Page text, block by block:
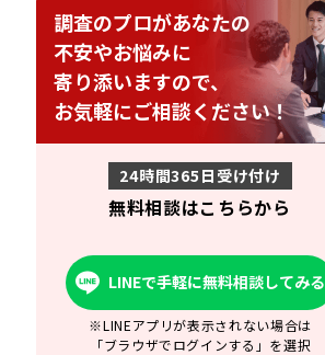
調査のプロがあなたの
不安やお悩みに
寄り添いますので、
お気軽にご相談ください！
24時間365日受け付け
無料相談はこちらから
LINEで手軽に無料相談してみる
※LINEアプリが表示されない場合は
「ブラウザでログインする」を選択